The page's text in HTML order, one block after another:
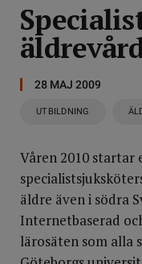
28 MAJ 2009
UTBILDNING
Våren 2010
äldre även i södra
Internetbaserad
lärosäten som alla